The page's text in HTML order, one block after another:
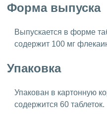
Форма выпуска
Выпускается в форме
содержит 100 мг
Упаковка
Упакован в картонную
содержится 60 таблеток.